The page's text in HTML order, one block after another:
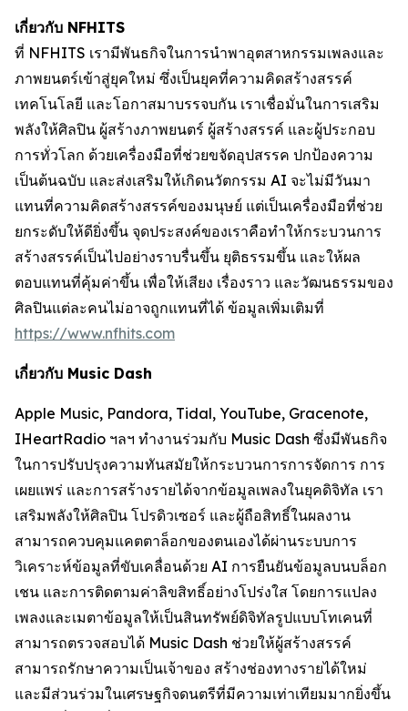
เกี่ยวกับ NFHITS
ที่ NFHITS เรามีพันธกิจในการนำพาอุตสาหกรรมเพลงและ
ภาพยนตร์เข้าสู่ยุคใหม่ ซึ่งเป็นยุคที่ความคิดสร้างสรรค์
เทคโนโลยี และโอกาสมาบรรจบกัน เราเชื่อมั่นในการเสริม
พลังให้ศิลปิน ผู้สร้างภาพยนตร์ ผู้สร้างสรรค์ และผู้ประกอบ
การทั่วโลก ด้วยเครื่องมือที่ช่วยขจัดอุปสรรค ปกป้องความ
เป็นต้นฉบับ และส่งเสริมให้เกิดนวัตกรรม AI จะไม่มีวันมา
แทนที่ความคิดสร้างสรรค์ของมนุษย์ แต่เป็นเครื่องมือที่ช่วย
ยกระดับให้ดียิ่งขึ้น จุดประสงค์ของเราคือทำให้กระบวนการ
สร้างสรรค์เป็นไปอย่างราบรื่นขึ้น ยุติธรรมขึ้น และให้ผล
ตอบแทนที่คุ้มค่าขึ้น เพื่อให้เสียง เรื่องราว และวัฒนธรรมของ
ศิลปินแต่ละคนไม่อาจถูกแทนที่ได้ ข้อมูลเพิ่มเติมที่
https://www.nfhits.com
เกี่ยวกับ Music Dash
Apple Music, Pandora, Tidal, YouTube, Gracenote,
IHeartRadio ฯลฯ ทำงานร่วมกับ Music Dash ซึ่งมีพันธกิจ
ในการปรับปรุงความทันสมัยให้กระบวนการการจัดการ การ
เผยแพร่ และการสร้างรายได้จากข้อมูลเพลงในยุคดิจิทัล เรา
เสริมพลังให้ศิลปิน โปรดิวเซอร์ และผู้ถือสิทธิ์ในผลงาน
สามารถควบคุมแคตตาล็อกของตนเองได้ผ่านระบบการ
วิเคราะห์ข้อมูลที่ขับเคลื่อนด้วย AI การยืนยันข้อมูลบนบล็อก
เชน และการติดตามค่าลิขสิทธิ์อย่างโปร่งใส โดยการแปลง
เพลงและเมตาข้อมูลให้เป็นสินทรัพย์ดิจิทัลรูปแบบโทเคนที่
สามารถตรวจสอบได้ Music Dash ช่วยให้ผู้สร้างสรรค์
สามารถรักษาความเป็นเจ้าของ สร้างช่องทางรายได้ใหม่
และมีส่วนร่วมในเศรษฐกิจดนตรีที่มีความเท่าเทียมมากยิ่งขึ้น